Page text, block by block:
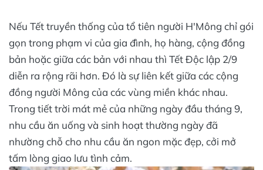
Nếu Tết truyền thống của tổ tiên người H'Mông chỉ gói
gọn trong phạm vi của gia đình, họ hàng, cộng đồng
bản hoặc giữa các bản với nhau thì Tết Độc lập 2/9
diễn ra rộng rãi hơn. Đó là sự liên kết giữa các cộng
đồng người Mông của các vùng miền khác nhau.
Trong tiết trời mát mẻ của những ngày đầu tháng 9,
nhu cầu ăn uống và sinh hoạt thường ngày đã
nhường chỗ cho nhu cầu ăn ngon mặc đẹp, cởi mở
tấm lòng giao lưu tình cảm.